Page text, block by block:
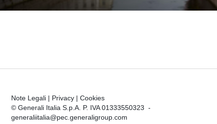
Note Legali | Privacy | Cookies
© Generali Italia S.p.A. P. IVA 01333550323 -
generaliitalia@pec.generaligroup.com